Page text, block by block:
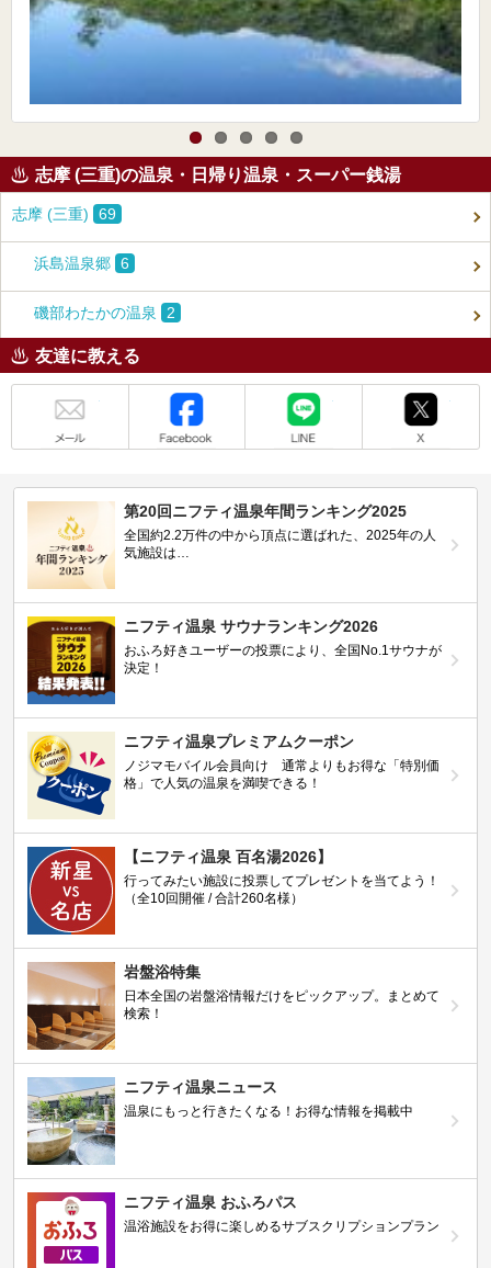
志摩 (三重)の温泉・日帰り温泉・スーパー銭湯
志摩 (三重) 69
浜島温泉郷 6
磯部わたかの温泉 2
友達に教える
第20回ニフティ温泉年間ランキング2025
全国約2.2万件の中から頂点に選ばれた、2025年の人
気施設は…
ニフティ温泉 サウナランキング2026
おふろ好きユーザーの投票により、全国No.1サウナが
決定！
ニフティ温泉プレミアムクーポン
ノジマモバイル会員向け 通常よりもお得な「特別価
格」で人気の温泉を満喫できる！
【ニフティ温泉 百名湯2026】
行ってみたい施設に投票してプレゼントを当てよう！
（全10回開催 / 合計260名様）
岩盤浴特集
日本全国の岩盤浴情報だけをピックアップ。まとめて
検索！
ニフティ温泉ニュース
温泉にもっと行きたくなる！お得な情報を掲載中
ニフティ温泉 おふろパス
温浴施設をお得に楽しめるサブスクリプションプラン